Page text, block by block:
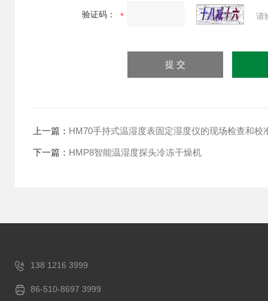
验证码： 请
上一篇： HM70手持式温湿度表固定湿度仪的现场检查和校
下一篇： HMP8智能温湿度探头冷冻干燥机
138 1216 3999
86-510-8697 3999